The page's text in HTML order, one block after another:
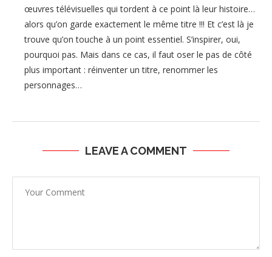
œuvres télévisuelles qui tordent à ce point là leur histoire…
alors qu’on garde exactement le même titre !!! Et c’est là je
trouve qu’on touche à un point essentiel. S’inspirer, oui,
pourquoi pas. Mais dans ce cas, il faut oser le pas de côté
plus important : réinventer un titre, renommer les
personnages…
LEAVE A COMMENT